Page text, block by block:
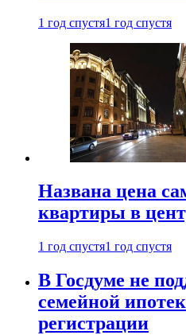
1 год спустя1 год спустя
Названа цена
квартиры в
1 год спустя1 год спустя
В Госдуме не
семейной
регистрации